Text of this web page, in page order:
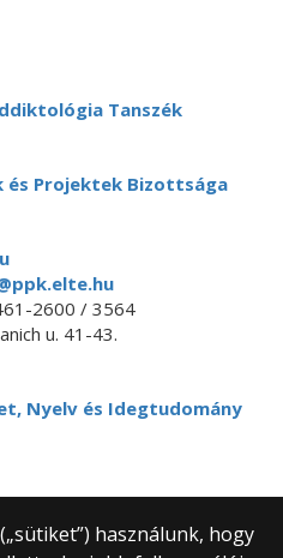
Tanszék
és Projektek Bizottsága
2600 / 3564
u. 41-43.
Nyelv és Idegtudomány
használunk, hogy